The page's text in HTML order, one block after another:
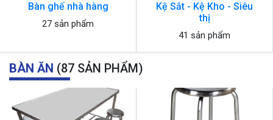
Bàn ghế nhà hàng
27 sản phẩm
Kệ Sắt - Kệ Kho - Siêu
thị
41 sản phẩm
BÀN ĂN (87 SẢN PHẨM)